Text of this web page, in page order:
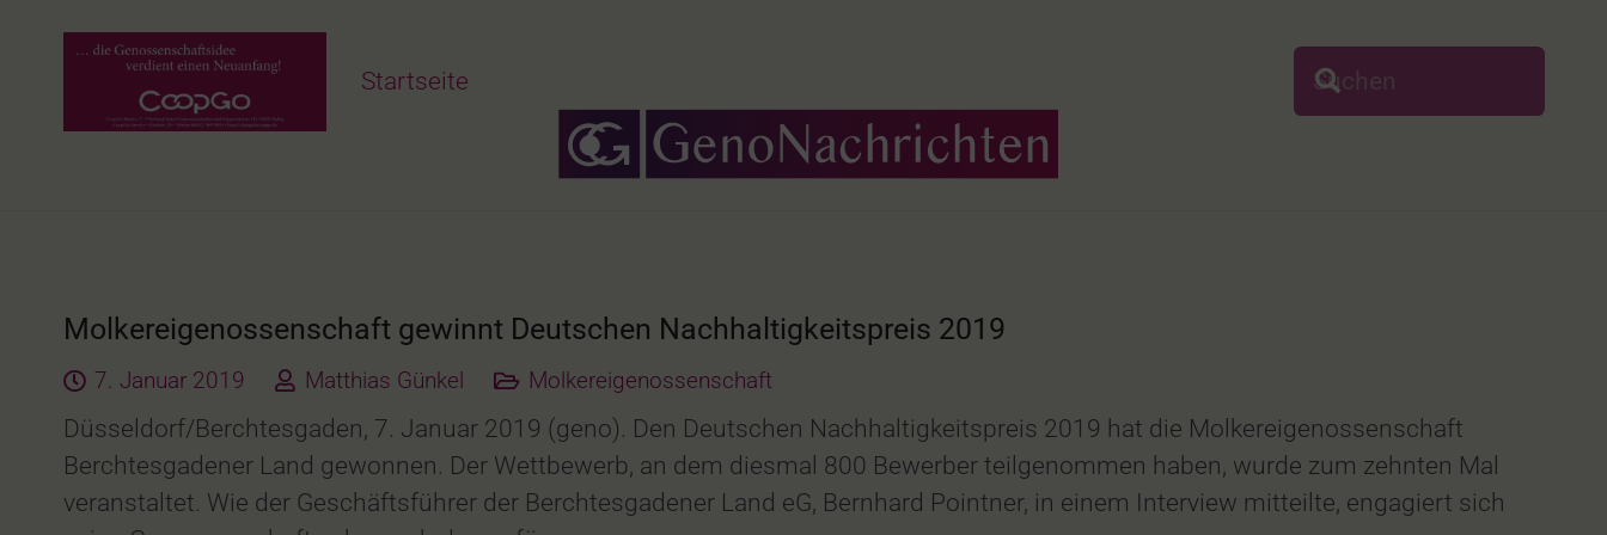
Startseite
Molkereigenossenschaft gewinnt Deutschen Nachhaltigkeitspreis 2019
7. Januar 2019 Matthias Günkel Molkereigenossenschaft
Düsseldorf/Berchtesgaden, 7. Januar 2019 (geno). Den Deutschen Nachhaltigkeitspreis 2019 hat die Molkereigenossenschaft
Berchtesgadener Land gewonnen. Der Wettbewerb, an dem diesmal 800 Bewerber teilgenommen haben, wurde zum zehnten Mal
veranstaltet. Wie der Geschäftsführer der Berchtesgadener Land eG, Bernhard Pointner, in einem Interview mitteilte, engagiert sich